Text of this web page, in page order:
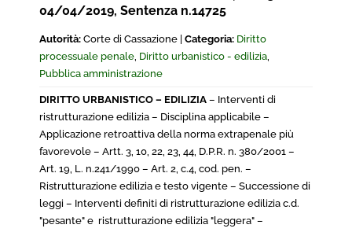
04/04/2019, Sentenza n.14725
Autorità: Corte di Cassazione | Categoria: Diritto
processuale penale, Diritto urbanistico - edilizia,
Pubblica amministrazione
DIRITTO URBANISTICO – EDILIZIA – Interventi di
ristrutturazione edilizia – Disciplina applicabile –
Applicazione retroattiva della norma extrapenale più
favorevole – Artt. 3, 10, 22, 23, 44, D.P.R. n. 380/2001 –
Art. 19, L. n.241/1990 – Art. 2, c.4, cod. pen. –
Ristrutturazione edilizia e testo vigente – Successione di
leggi – Interventi definiti di ristrutturazione edilizia c.d.
"pesante" e ristrutturazione edilizia "leggera" –